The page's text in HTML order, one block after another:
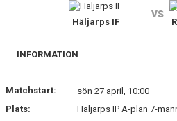
BILDGALLERI
Häljarps IF
vs
INFORMATION
Matchstart:
sön 27 april, 10:00
Plats:
Häljarps IP A-plan 7-